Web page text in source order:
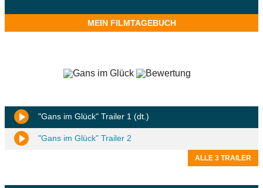
MEIN FILMTAGEBUCH
"Gans im Glück" Trailer 1 (dt.)
"Gans im Glück" Trailer 2
ALLE 3 TRAILER